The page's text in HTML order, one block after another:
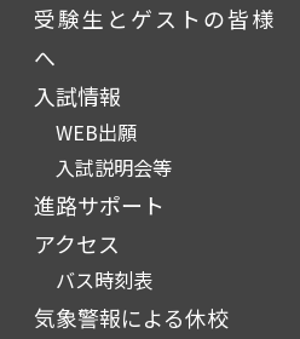
受験生とゲストの皆様
へ
入試情報
WEB出願
入試説明会等
進路サポート
アクセス
バス時刻表
気象警報による休校